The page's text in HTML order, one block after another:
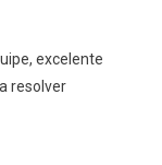
excelente
resolver